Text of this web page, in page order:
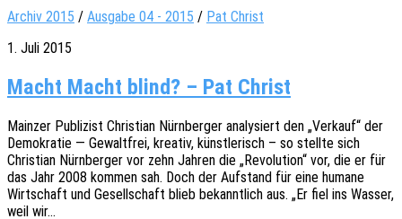
Archiv 2015 / Ausgabe 04 - 2015 / Pat Christ
1. Juli 2015
Macht Macht blind? – Pat Christ
Main­zer Publi­zist Chris­ti­an Nürn­ber­ger analy­siert den „Verkauf“ der
Demo­kra­tie — Gewalt­frei, krea­tiv, künst­le­risch – so stell­te sich
Chris­ti­an Nürn­ber­ger vor zehn Jahren die „Revo­lu­ti­on“ vor, die er für
das Jahr 2008 kommen sah. Doch der Aufstand für eine humane
Wirt­schaft und Gesell­schaft blieb bekannt­lich aus. „Er fiel ins Wasser,
weil wir…